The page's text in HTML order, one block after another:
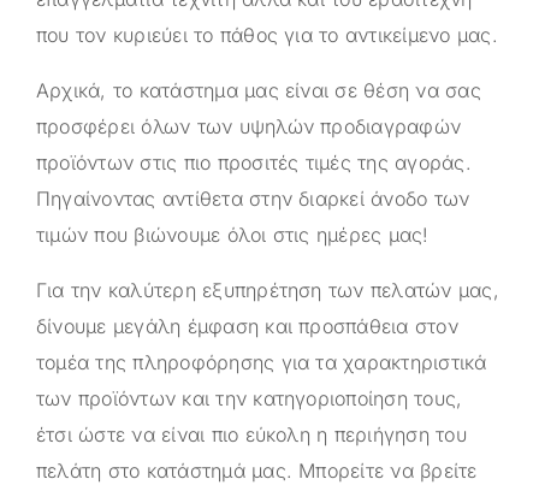
που τον κυριεύει το πάθος για το αντικείμενο μας.
Αρχικά, το κατάστημα μας είναι σε θέση να σας
προσφέρει όλων των υψηλών προδιαγραφών
προϊόντων στις πιο προσιτές τιμές της αγοράς.
Πηγαίνοντας αντίθετα στην διαρκεί άνοδο των
τιμών που βιώνουμε όλοι στις ημέρες μας!
Για την καλύτερη εξυπηρέτηση των πελατών μας,
δίνουμε μεγάλη έμφαση και προσπάθεια στον
τομέα της πληροφόρησης για τα χαρακτηριστικά
των προϊόντων και την κατηγοριοποίηση τους,
έτσι ώστε να είναι πιο εύκολη η περιήγηση του
πελάτη στο κατάστημά μας. Μπορείτε να βρείτε